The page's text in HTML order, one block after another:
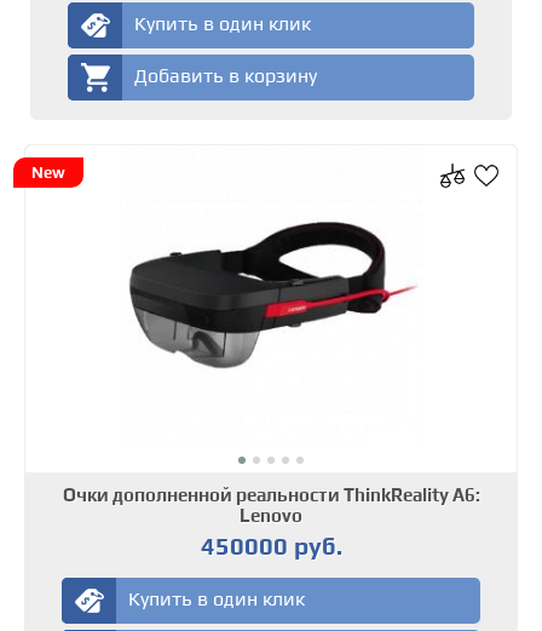
Купить в один клик
Добавить в корзину
New
Очки дополненной реальности ThinkReality A6:
Lenovo
450000 руб.
Купить в один клик